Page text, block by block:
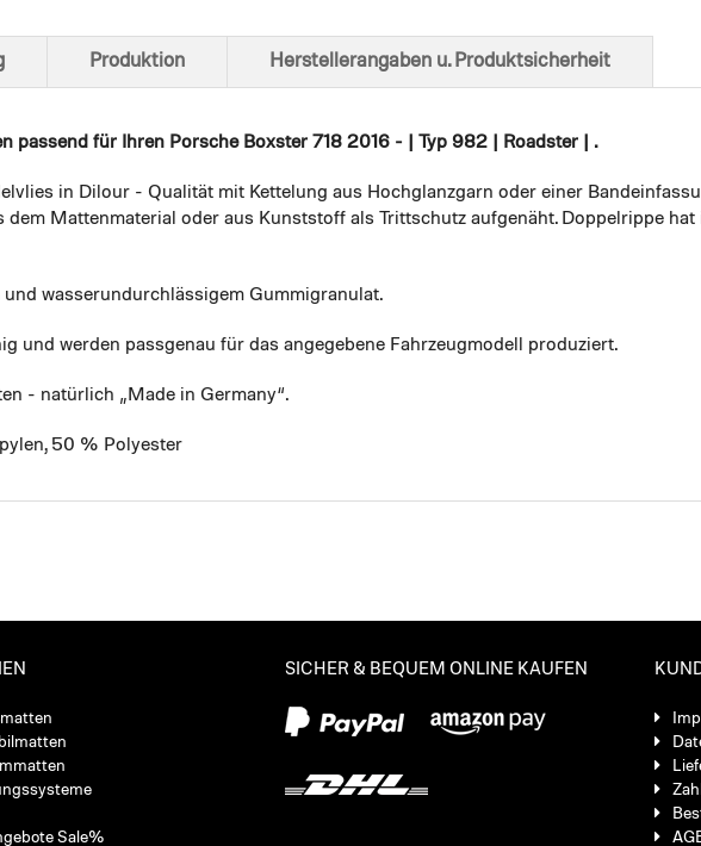
passend für Ihren Porsche Boxster 718 2016 - | Typ 982 | Roadster | .
in Dilour - Qualität mit Kettelung aus Hochglanzgarn oder einer
Mattenmaterial oder aus Kunststoff als Trittschutz aufgenäht. Doppelrippe
wasserundurchlässigem Gummigranulat.
und werden passgenau für das angegebene Fahrzeugmodell produziert.
- natürlich „Made in Germany“.
50 % Polyester
Produktion Herstellerangaben u. Produktsicherheit
Sale%
SICHER & BEQUEM ONLINE KAUFEN